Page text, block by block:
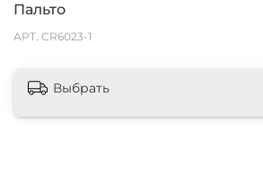
Пальто
АРТ. CR6023-1
Выбрать